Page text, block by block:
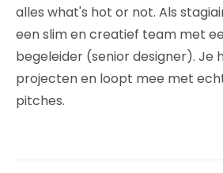
alles what's hot or not. Als
een slim en creatief team met
begeleider (senior designer). Je
projecten en loopt mee met
pitches.